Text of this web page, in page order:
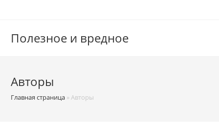
Полезное и вредное
Авторы
Главная страница »Авторы